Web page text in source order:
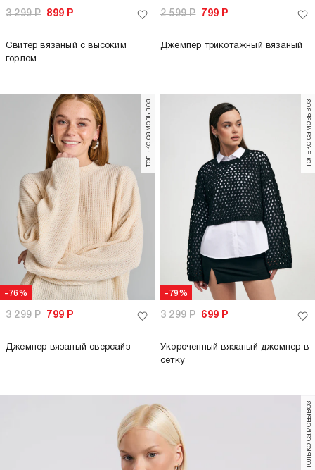
3 299Р 899 Р
Свитер вязаный с высоким
горлом
2 599Р 799 Р
Джемпер трикотажный вязаный
-76%
только самовывоз
3 299Р 799 Р
Джемпер вязаный оверсайз
-79%
только самовывоз
3 299Р 699 Р
Укороченный вязаный джемпер в
сетку
только самовывоз